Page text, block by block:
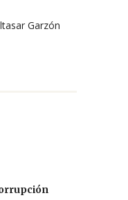
Garzón